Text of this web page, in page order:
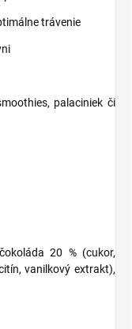
trávenie
palaciniek či
20 % (cukor,
vanilkový extrakt),